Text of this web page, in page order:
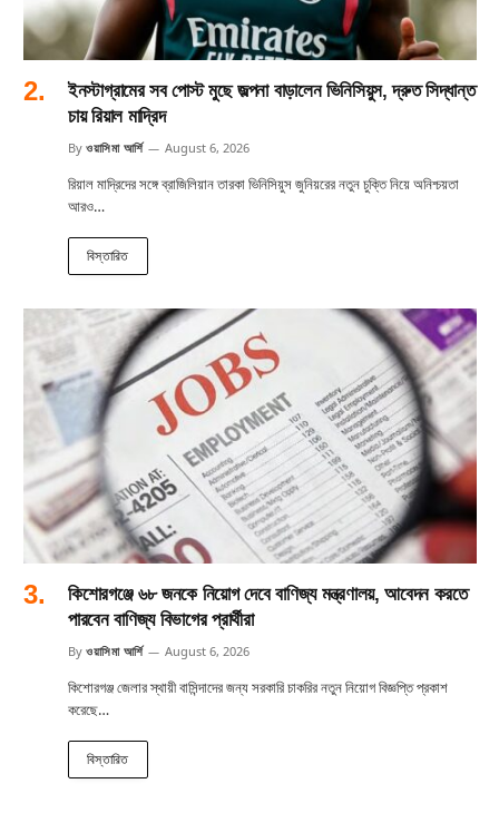
ইনস্টাগ্রামের সব পোস্ট মুছে জল্পনা বাড়ালেন ভিনিসিয়ুস, দ্রুত সিদ্ধান্ত
চায় রিয়াল মাদ্রিদ
By ওয়াসিমা আর্শি August 6, 2026
রিয়াল মাদ্রিদের সঙ্গে ব্রাজিলিয়ান তারকা ভিনিসিয়ুস জুনিয়রের নতুন চুক্তি নিয়ে অনিশ্চয়তা
আরও…
বিস্তারিত
কিশোরগঞ্জে ৬৮ জনকে নিয়োগ দেবে বাণিজ্য মন্ত্রণালয়, আবেদন করতে
পারবেন বাণিজ্য বিভাগের প্রার্থীরা
By ওয়াসিমা আর্শি August 6, 2026
কিশোরগঞ্জ জেলার স্থায়ী বাসিন্দাদের জন্য সরকারি চাকরির নতুন নিয়োগ বিজ্ঞপ্তি প্রকাশ
করেছে…
বিস্তারিত